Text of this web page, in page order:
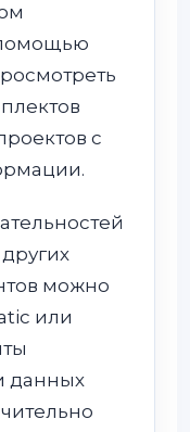
с
можно
или
данных